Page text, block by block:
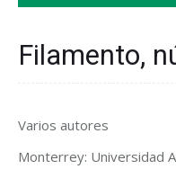
Filamento,
Varios autores
Monterrey: Universidad